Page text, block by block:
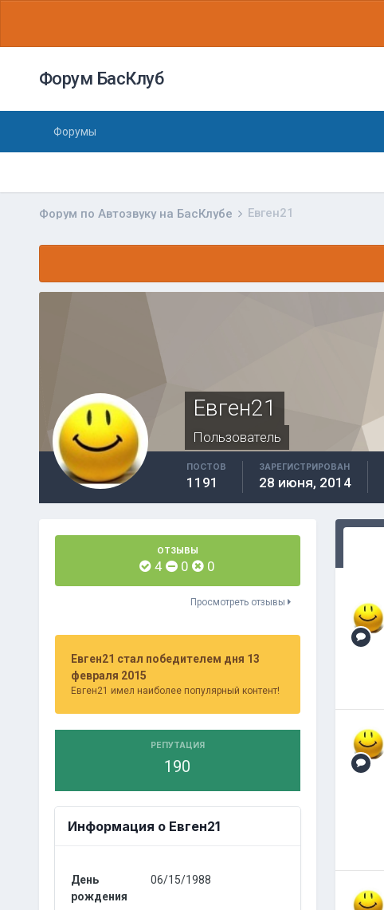
Форум БасКлуб
Форумы
Форум по Автозвуку на БасКлубе Евген21
Евген21
Пользователь
ПОСТОВ
1191
ЗАРЕГИСТРИРОВАН
28 июня, 2014
ОТЗЫВЫ
4 0 0
Просмотреть отзывы
Евген21 стал победителем дня 13
февраля 2015
Евген21 имел наиболее популярный контент!
РЕПУТАЦИЯ
190
Информация о Евген21
День
рождения
06/15/1988